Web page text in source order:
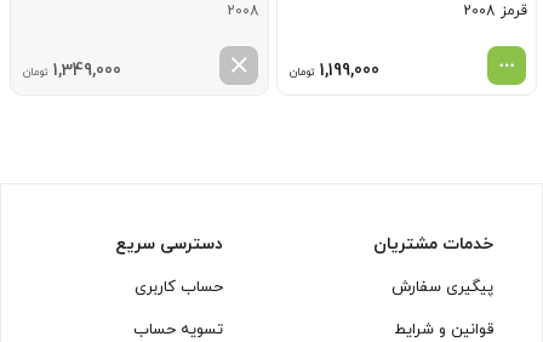
قرمز 2008
1,199,000 تومان
2008
1,349,000 تومان
خدمات مشتریان
پیگیری سفارش
قوانین و شرایط
دسترسی سریع
حساب کاربری
تسویه حساب